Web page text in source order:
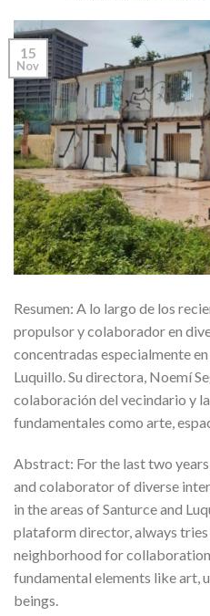
15
Nov
Resumen: A lo largo de los
propulsor y colaborador en
concentradas especialmente
Luquillo. Su directora, Noemí
colaboración del vecindario y
fundamentales como arte,
Abstract: For the last two
and colaborator of diverse
in the areas of Santurce and
plataform director, always
neighborhood for
fundamental elements like art,
beings.